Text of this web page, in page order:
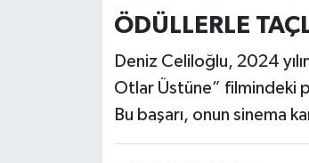
ÖDÜLLERLE
Deniz Celiloğlu, 2024
Otlar Üstüne” filmindeki
Bu başarı, onun sinema